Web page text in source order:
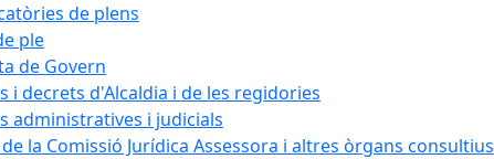
de plens
ple
de Govern
i decrets d'Alcaldia i de les regidories
administratives i judicials
la Comissió Jurídica Assessora i altres òrgans consultius